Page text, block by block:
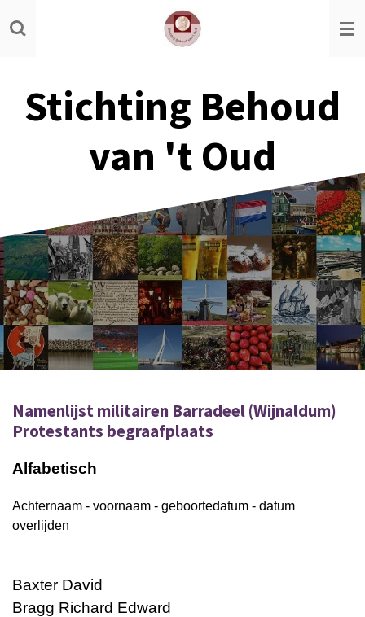
Ga
direct
hoofdinhoud
Stichting Behoud
van 't Oud
Namenlijst militairen Barradeel (Wijnaldum)
Protestants begraafplaats
Alfabetisch
Achternaam - voornaam - geboortedatum - datum
overlijden
Baxter David
Bragg Richard Edward